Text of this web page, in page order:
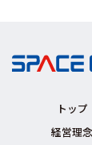
トップ
経営理念